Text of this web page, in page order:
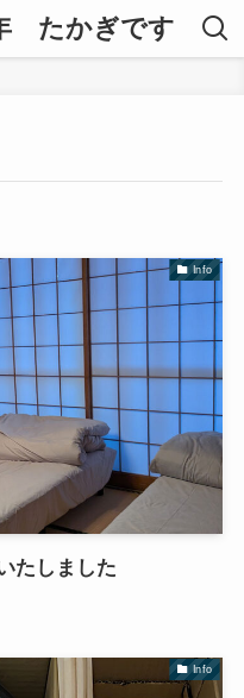
たかぎです
Info
たしました
Info